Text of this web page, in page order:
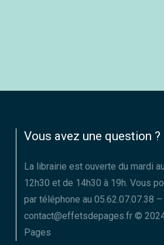
Vous avez une question ?
La librairie est ouverte du mardi
12h30 et de 14h30 à 19h. Vous
par téléphone au 05.62.07.07.38 –
contact@effetsdepages.fr ©
Pages